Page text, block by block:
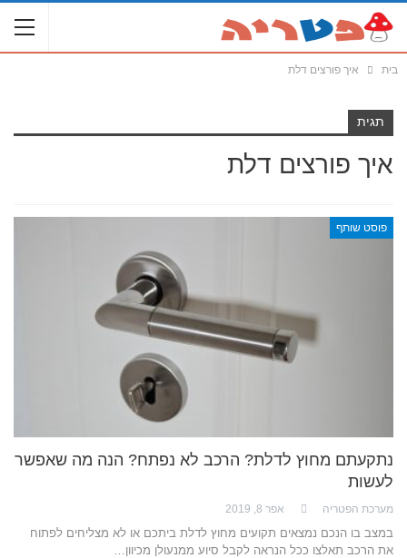
בית איך פורצים דלת
תגית
איך פורצים דלת
פוסט שותף
נתקעתם מחוץ לדלת? הרכב לא נפתח? הנה מה שאפשר
לעשות
מערכת הפטריה אפר 8, 2019
במצב בו הנכם נמצאים תקועים מחוץ לדלת ביתכם או לא מצליחים לפתוח
את הרכב תאלצו ככל הנראה לקבל סיוע ממנעולן מכיוון…